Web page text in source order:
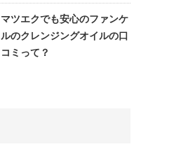
マツエクでも安心のファンケ
ルのクレンジングオイルの口
コミって？